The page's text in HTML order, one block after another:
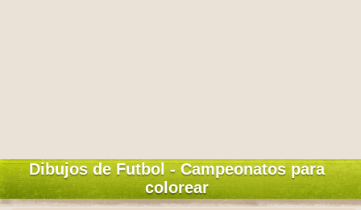
Dibujos de Futbol - Campeonatos para
colorear